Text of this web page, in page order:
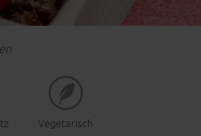
Vegetarisch